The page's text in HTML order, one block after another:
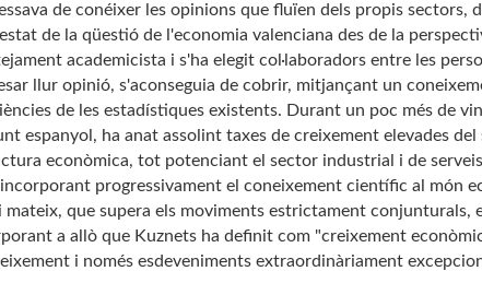
de conéixer les opinions que fluïen dels propis sectors,
de la qüestió de l'economia valenciana des de la
academicista i s'ha elegit col·laboradors entre les
llur opinió, s'aconseguia de cobrir, mitjançant un
de les estadístiques existents. Durant un poc més de
espanyol, ha anat assolint taxes de creixement elevades
econòmica, tot potenciant el sector industrial i de
progressivament el coneixement científic al món
mateix, que supera els moviments estrictament conjunturals,
a allò que Kuznets ha definit com "creixement
i només esdeveniments extraordinàriament